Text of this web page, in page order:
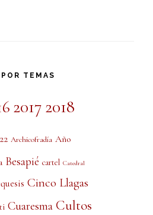
TEMAS
2017 2018
Archicofradía Año
Besapié cartel Catedral
Cinco Llagas
Cuaresma Cultos